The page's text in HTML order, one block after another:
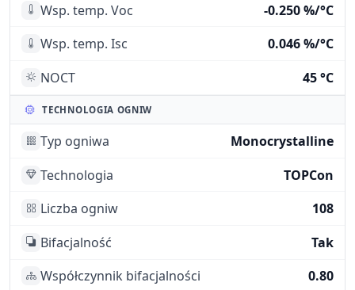
Wsp. temp. Voc
-0.250 %/°C
Wsp. temp. Isc
0.046 %/°C
NOCT
45 °C
TECHNOLOGIA OGNIW
Typ ogniwa
Monocrystalline
Technologia
TOPCon
Liczba ogniw
108
Bifacjalność
Tak
Współczynnik bifacjalności
0.80